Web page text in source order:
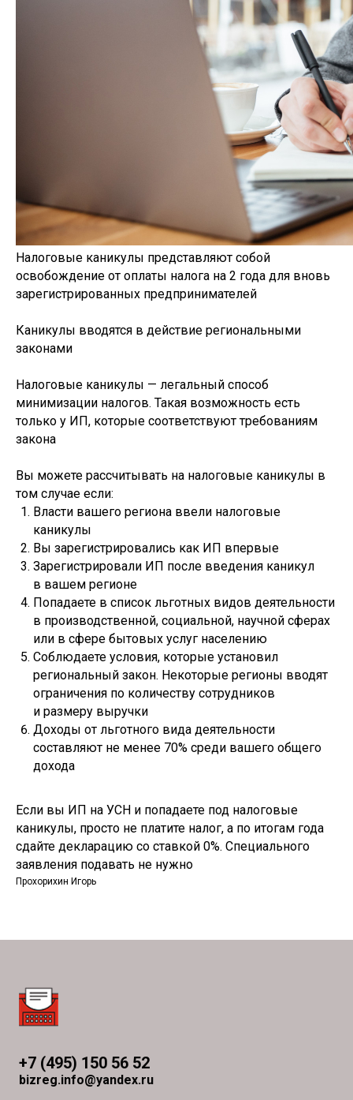
Налоговые каникулы представляют собой
освобождение от оплаты налога на 2 года для вновь
зарегистрированных предпринимателей
Каникулы вводятся в действие региональными
законами
Налоговые каникулы — легальный способ
минимизации налогов. Такая возможность есть
только у ИП, которые соответствуют требованиям
закона
Вы можете рассчитывать на налоговые каникулы в
том случае если:
Власти вашего региона ввели налоговые
каникулы
Вы зарегистрировались как ИП впервые
Зарегистрировали ИП после введения каникул
в вашем регионе
Попадаете в список льготных видов деятельности
в производственной, социальной, научной сферах
или в сфере бытовых услуг населению
Соблюдаете условия, которые установил
региональный закон. Некоторые регионы вводят
ограничения по количеству сотрудников
и размеру выручки
Доходы от льготного вида деятельности
составляют не менее 70% среди вашего общего
дохода
Если вы ИП на УСН и попадаете под налоговые
каникулы, просто не платите налог, а по итогам года
сдайте декларацию со ставкой 0%. Специального
заявления подавать не нужно
Прохорихин Игорь
+7 (495) 150 56 52
bizreg.info@yandex.ru